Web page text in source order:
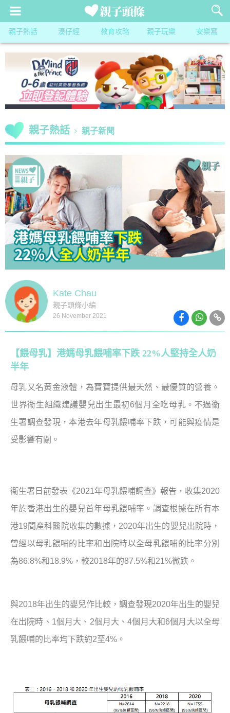
親子熱話 湊仔經 教育攻略 親子玩樂 安樂窩
親子熱話 親子新聞
Kate Chau
親子頭條小編
26 November 2021
【餵母乳】港媽母乳餵哺率下跌 22%人堅持全人奶
半年
母乳又名黃金液體，為寶寶提供最天然、最優質的營養。
世界衞生組織建議嬰兒出生最初6個月全吃母乳。不過衞
生署調查發現，本港去年母乳餵哺率下跌，可能與疫情是
受影響有關。
衞生署日前發表《2021年母乳餵哺調查》報告，收集2020
年於香港出生的嬰兒首年母乳餵哺率。調查根據在所有本
港19間產科醫院收集的數據，2020年出生的嬰兒出院時，
曾經以母乳餵哺的比率和出院時以全母乳餵哺的比率分別
為86.8%和18.9% ，較2018年的87.5%和21%微跌。
與2018年出生的嬰兒作比較，調查發現2020年出生的嬰兒
在出院時、 1個月大、 2個月大、4個月大和6個月大以全母
乳餵哺的比率均下跌約2至4% 。